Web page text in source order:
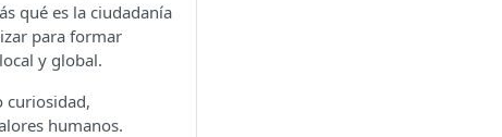
qué es la ciudadanía
para formar
y global.
curiosidad,
humanos.